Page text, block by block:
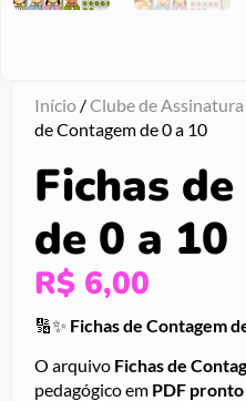
Início /Clube de Assinatura
de Contagem de 0 a 10
Fichas
de 0 a 10
R$ 6,00
🔢✨ Fichas de Contagem
O arquivo Fichas de
pedagógico em PDF